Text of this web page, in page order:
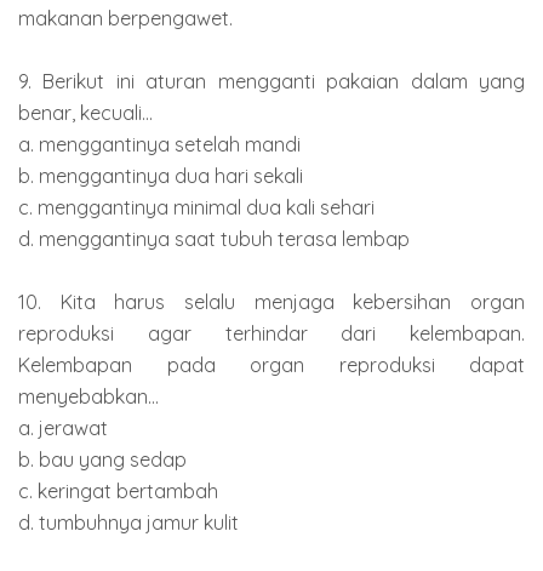
makanan berpengawet.
9. Berikut ini aturan mengganti pakaian dalam yang
benar, kecuali...
a. menggantinya setelah mandi
b. menggantinya dua hari sekali
c. menggantinya minimal dua kali sehari
d. menggantinya saat tubuh terasa lembap
10. Kita harus selalu menjaga kebersihan organ
reproduksi agar terhindar dari kelembapan.
Kelembapan pada organ reproduksi dapat
menyebabkan...
a. jerawat
b. bau yang sedap
c. keringat bertambah
d. tumbuhnya jamur kulit